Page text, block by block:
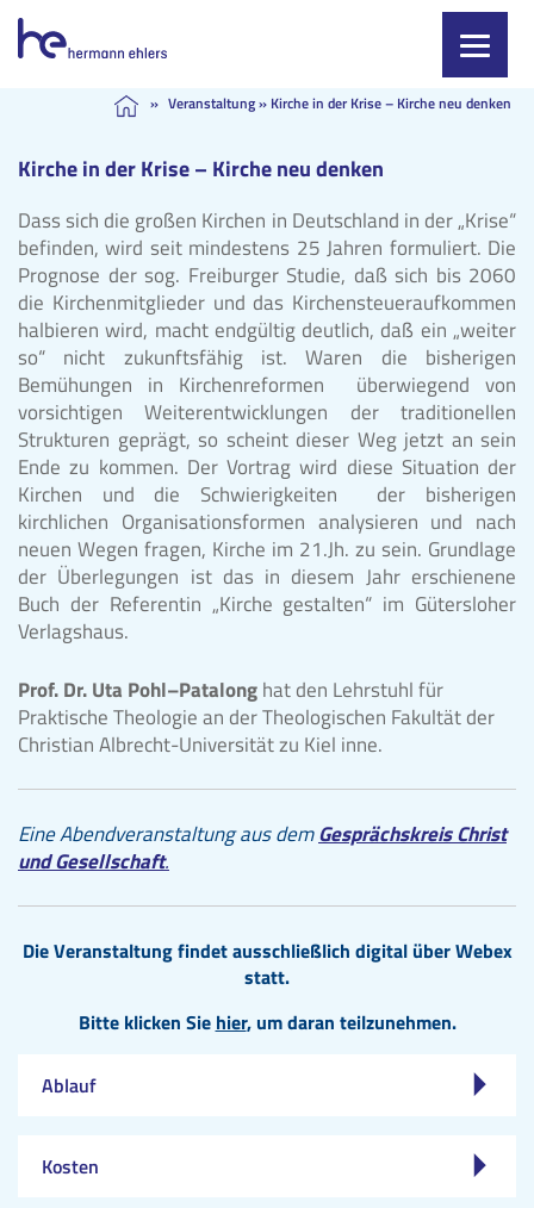
content
» Veranstaltung» Kirche in der Krise – Kirche neu denken
Kirche in der Krise – Kirche neu denken
Dass sich die großen Kirchen in Deutschland in der „Krise“
befinden, wird seit mindestens 25 Jahren formuliert. Die
Prognose der sog. Freiburger Studie, daß sich bis 2060
die Kirchenmitglieder und das Kirchensteueraufkommen
halbieren wird, macht endgültig deutlich, daß ein „weiter
so“ nicht zukunftsfähig ist. Waren die bisherigen
Bemühungen in Kirchenreformen überwiegend von
vorsichtigen Weiterentwicklungen der traditionellen
Strukturen geprägt, so scheint dieser Weg jetzt an sein
Ende zu kommen. Der Vortrag wird diese Situation der
Kirchen und die Schwierigkeiten der bisherigen
kirchlichen Organisationsformen analysieren und nach
neuen Wegen fragen, Kirche im 21.Jh. zu sein. Grundlage
der Überlegungen ist das in diesem Jahr erschienene
Buch der Referentin „Kirche gestalten“ im Gütersloher
Verlagshaus.
Prof. Dr. Uta Pohl–Patalonghat den Lehrstuhl für
Praktische Theologie an der Theologischen Fakultät der
Christian Albrecht-Universität zu Kiel inne.
Eine Abendveranstaltung aus demGesprächskreis Christ
und Gesellschaft.
Die Veranstaltung findet ausschließlich digital überWebex
statt.
Bitte klicken Sie hier, um daran teilzunehmen.
Ablauf
Kosten